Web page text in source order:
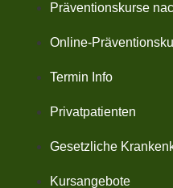
Präventionskurse
Online-
Termin Info
Privatpatienten
Gesetzliche
Kursangebote